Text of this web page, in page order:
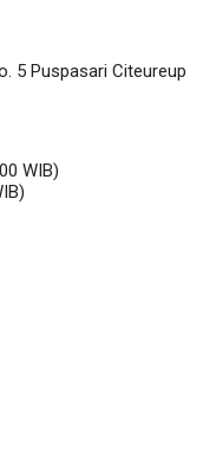
5 Puspasari Citeureup
WIB)